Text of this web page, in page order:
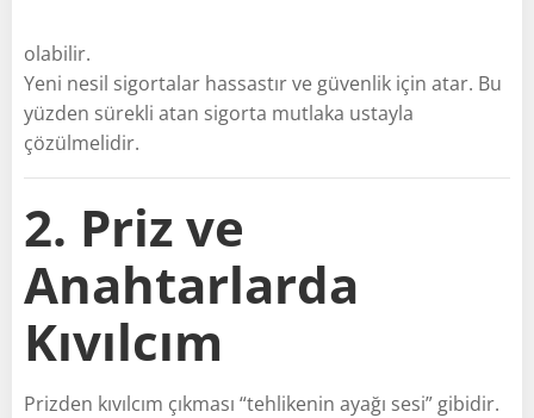
olabilir.
Yeni nesil sigortalar hassastır ve güvenlik için atar. Bu
yüzden sürekli atan sigorta mutlaka ustayla
çözülmelidir.
2. Priz ve
Anahtarlarda
Kıvılcım
Prizden kıvılcım çıkması “tehlikenin ayağı sesi” gibidir.